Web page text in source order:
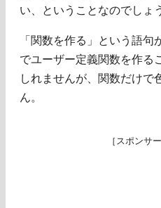
い、ということなのでしょ
「関数を作る」という語
でユーザー定義関数を作る
しれませんが、関数だけで
ん。
［スポンサ